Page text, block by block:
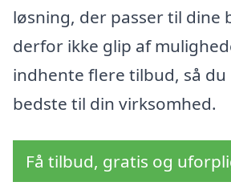
løsning, der passer til dine
derfor ikke glip af
indhente flere tilbud, så
bedste til din virksomhed.
Få tilbud, gratis og